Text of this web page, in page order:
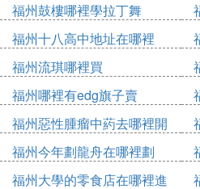
福州大學的升學率逐年遞增
研、直博名額，學校與多所
要靠學生自身的努力和學習
福州大學的課外活動豐富多
模有所限制，但社團活動和
新晚會、十佳歌手比賽和跨
提供了展示自我和增進交流
會，不僅有美麗的煙花，有
福州鼓樓哪裡學拉丁舞
福州十八高中地址在哪裡
福州流琪哪裡買
福州哪裡有edg旗子賣
福州惡性腫瘤中葯去哪裡開
福州今年劃龍舟在哪裡劃
福州大學的零食店在哪裡進